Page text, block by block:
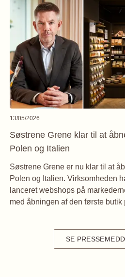
13/05/2026
Søstrene Grene klar til at
Polen og Italien
Søstrene Grene er nu klar til at
Polen og Italien. Virksomheden
lanceret webshops på
med åbningen af den første butik
SE